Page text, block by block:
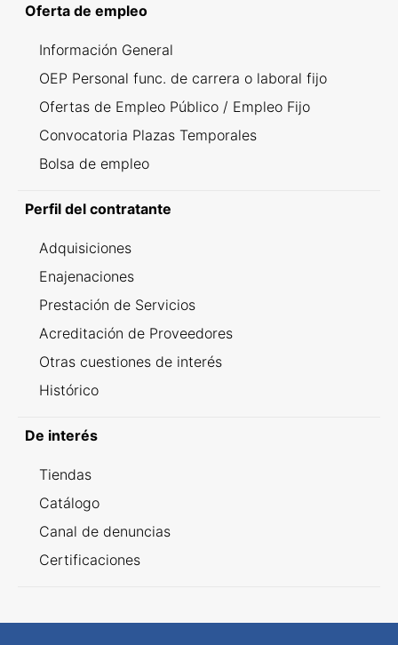
Oferta de empleo
Información General
OEP Personal func. de carrera o laboral fijo
Ofertas de Empleo Público / Empleo Fijo
Convocatoria Plazas Temporales
Bolsa de empleo
Perfil del contratante
Adquisiciones
Enajenaciones
Prestación de Servicios
Acreditación de Proveedores
Otras cuestiones de interés
Histórico
De interés
Tiendas
Catálogo
Canal de denuncias
Certificaciones